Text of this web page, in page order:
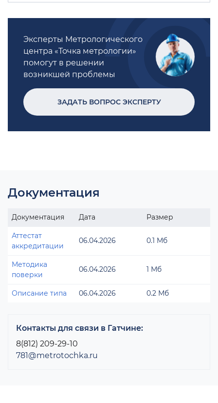
Эксперты Метрологического
центра «Точка метрологии»
помогут в решении
возникшей проблемы
ЗАДАТЬ ВОПРОС ЭКСПЕРТУ
Документация
Документация Дата Размер
Аттестат
аккредитации
06.04.2026 0.1 Мб
Методика
поверки
06.04.2026 1 Мб
Описание типа 06.04.2026 0.2 Мб
Контакты для связи в Гатчине:
8(812) 209-29-10
781@metrotochka.ru